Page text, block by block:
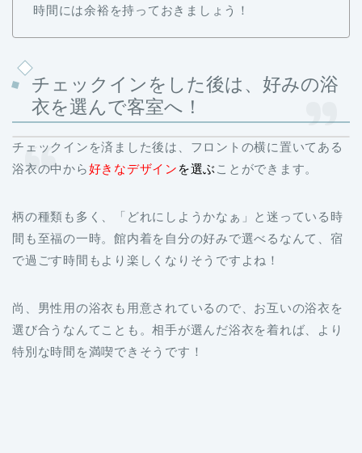
時間には余裕を持っておきましょう！
チェックインをした後は、好みの浴
衣を選んで客室へ！
チェックインを済ました後は、フロントの横に置いてある
浴衣の中から好きなデザイン を選ぶ ことができます。
柄の種類も多く、「どれにしようかなぁ」と迷っている時
間も至福の一時。館内着を自分の好みで選べるなんて、宿
で過ごす時間もより楽しくなりそうですよね！
尚、男性用の浴衣も用意されているので、お互いの浴衣を
選び合うなんてことも。相手が選んだ浴衣を着れば、より
特別な時間を満喫できそうです！